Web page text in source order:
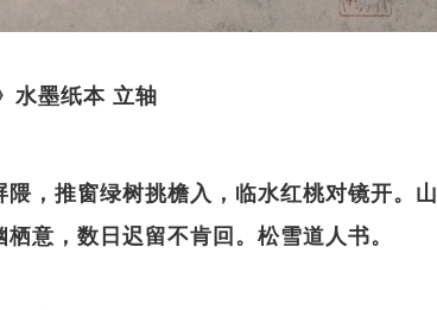
水墨纸本 立轴
，推窗绿树挑檐入，临水红桃对镜开。山
意，数日迟留不肯回。松雪道人书。